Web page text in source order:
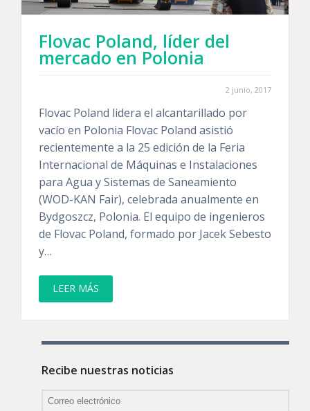
Flovac Poland, líder del
mercado en Polonia
2 junio, 2017
Flovac Poland lidera el alcantarillado por
vacío en Polonia Flovac Poland asistió
recientemente a la 25 edición de la Feria
Internacional de Máquinas e Instalaciones
para Agua y Sistemas de Saneamiento
(WOD-KAN Fair), celebrada anualmente en
Bydgoszcz, Polonia. El equipo de ingenieros
de Flovac Poland, formado por Jacek Sebesto
y…
LEER MÁS
Recibe nuestras noticias